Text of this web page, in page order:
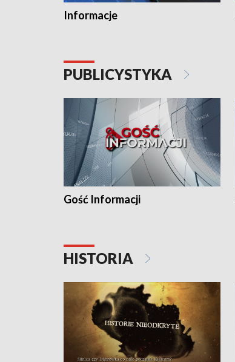
Informacje
PUBLICYSTYKA
Gość Informacji
HISTORIA